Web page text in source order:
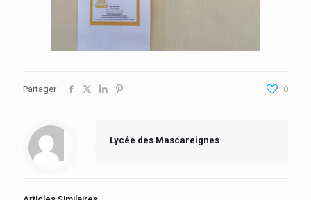
Partager 0
Lycée des Mascareignes